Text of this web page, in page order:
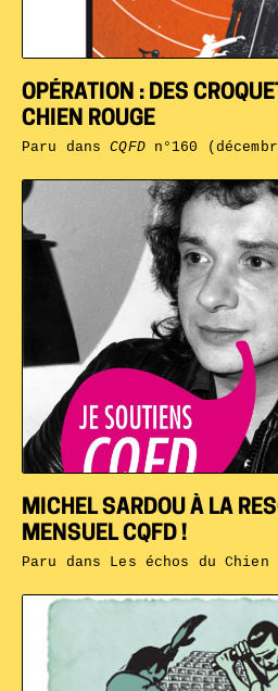
MICHEL SARDOU À LA
MENSUEL CQFD !
Paru dans Les échos du Chien
OPÉRATION : DES
CHIEN ROUGE
Paru dansCQFDn°160